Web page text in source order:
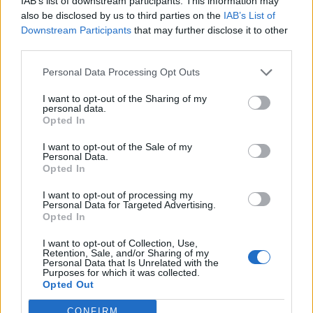
also be disclosed by us to third parties on the IAB’s List of
Downstream Participants that may further disclose it to other
Personal Data Processing Opt Outs
I want to opt-out of the Sharing of my
personal data.
Opted In
I want to opt-out of the Sale of my
Personal Data.
Opted In
I want to opt-out of processing my
Personal Data for Targeted Advertising.
Opted In
I want to opt-out of Collection, Use,
Retention, Sale, and/or Sharing of my
Personal Data that Is Unrelated with the
Purposes for which it was collected.
Opted Out
17 Davide Piras
Santa Giusta
Calcio
2
Andrea Usai Lanteri Sassari